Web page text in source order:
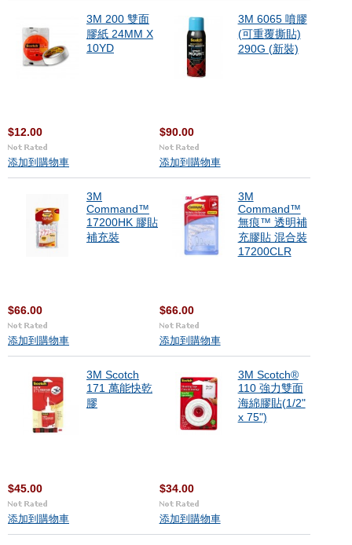
3M 200 雙面
膠紙 24MM X
10YD
$12.00
添加到購物車
3M 6065 噴膠
(可重覆撕貼)
290G (新裝)
$90.00
添加到購物車
3M
Command™
17200HK 膠貼
補充裝
$66.00
添加到購物車
3M
Command™
無痕™ 透明補
充膠貼 混合裝
17200CLR
$66.00
添加到購物車
3M Scotch
171 萬能快乾
膠
$45.00
添加到購物車
3M Scotch®
110 強力雙面
海綿膠貼(1/2"
x 75")
$34.00
添加到購物車